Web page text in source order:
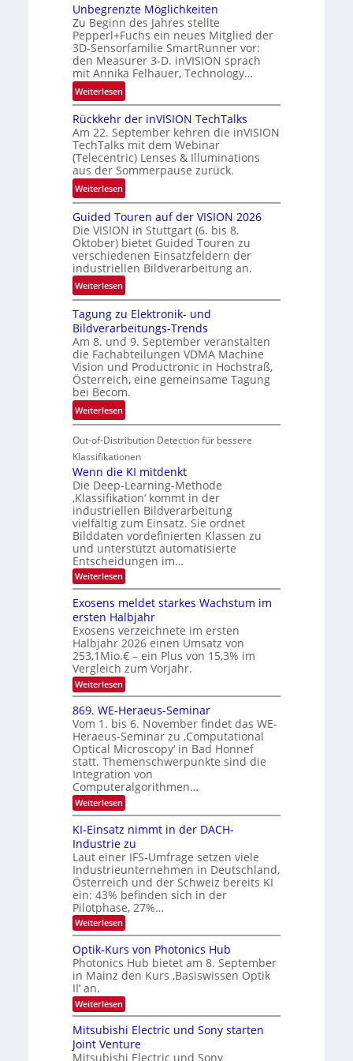
-
R
u
n
d
e
e
w
s
‘
Unbegrenzte Möglichkeiten
Zu Beginn des Jahres stellte
Pepperl+Fuchs ein neues Mitglied der
3D-Sensorfamilie SmartRunner vor:
den Measurer 3-D. inVISION sprach
mit Annika Felhauer, Technology…
Weiterlesen:
U
n
b
e
g
r
e
z
t
e
M
ö
g
l
i
c
h
k
e
i
t
e
Rückkehr der inVISION TechTalks
Am 22. September kehren die inVISION
TechTalks mit dem Webinar
(Telecentric) Lenses & Illuminations
aus der Sommerpause zurück.
Weiterlesen:
R
ü
c
k
k
e
h
d
e
r
i
n
V
I
S
I
O
N
T
e
c
h
T
a
l
k
s
Guided Touren auf der VISION 2026
Die VISION in Stuttgart (6. bis 8.
Oktober) bietet Guided Touren zu
verschiedenen Einsatzfeldern der
industriellen Bildverarbeitung an.
Weiterlesen:
G
u
i
d
e
d
T
o
u
r
a
u
f
d
e
r
V
I
S
I
O
N
2
0
2
6
Tagung zu Elektronik- und
Bildverarbeitungs-Trends
Am 8. und 9. September veranstalten
die Fachabteilungen VDMA Machine
Vision und Productronic in Hochstraß,
Österreich, eine gemeinsame Tagung
bei Becom.
Weiterlesen:
T
a
g
u
n
g
z
u
E
l
e
k
t
r
o
n
i
k
-
u
n
d
B
i
l
d
v
e
r
a
r
b
e
i
t
u
n
g
s
-
T
e
Out-of-Distribution Detection für bessere
Klassifikationen
Wenn die KI mitdenkt
Die Deep-Learning-Methode
‚Klassifikation‘ kommt in der
industriellen Bildverarbeitung
vielfältig zum Einsatz. Sie ordnet
Bilddaten vordefinierten Klassen zu
und unterstützt automatisierte
Entscheidungen im…
Weiterlesen:
W
n
n
d
i
e
K
I
m
i
t
d
e
n
k
t
Exosens meldet starkes Wachstum im
ersten Halbjahr
Exosens verzeichnete im ersten
Halbjahr 2026 einen Umsatz von
253,1Mio.€ – ein Plus von 15,3% im
Vergleich zum Vorjahr.
Weiterlesen:
E
x
o
s
e
n
s
m
e
l
d
e
t
s
t
a
r
k
e
s
W
a
c
h
s
t
u
i
m
e
r
s
869. WE-Heraeus-Seminar
Vom 1. bis 6. November findet das WE-
Heraeus-Seminar zu ‚Computational
Optical Microscopy‘ in Bad Honnef
statt. Themenschwerpunkte sind die
Integration von
Computeralgorithmen…
Weiterlesen:
8
9
.
W
E
-
H
e
r
a
e
u
s
-
S
m
i
a
r
KI-Einsatz nimmt in der DACH-
Industrie zu
Laut einer IFS-Umfrage setzen viele
Industrieunternehmen in Deutschland,
Österreich und der Schweiz bereits KI
ein: 43% befinden sich in der
Pilotphase, 27%…
Weiterlesen:
K
-
E
i
s
a
z
n
i
Optik-Kurs von Photonics Hub
Photonics Hub bietet am 8. September
in Mainz den Kurs ‚Basiswissen Optik
II‘ an.
Weiterlesen:
O
p
t
i
k
Mitsubishi Electric und Sony starten
Joint Venture
Mitsubishi Electric und Sony